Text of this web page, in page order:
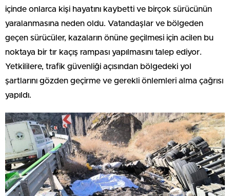
içinde onlarca kişi hayatını kaybetti ve birçok sürücünün
yaralanmasına neden oldu. Vatandaşlar ve bölgeden
geçen sürücüler, kazaların önüne geçilmesi için acilen bu
noktaya bir tır kaçış rampası yapılmasını talep ediyor.
Yetkililere, trafik güvenliği açısından bölgedeki yol
şartlarını gözden geçirme ve gerekli önlemleri alma çağrısı
yapıldı.